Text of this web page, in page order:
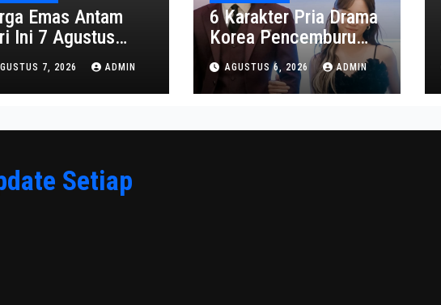
Emas Antam
Ini 7 Agustus
Turun Jadi
7, 2026 ADMIN
6 Karakter Pria Drama
Korea Pencemburu
Berat, Bikin Penonton
Gemas
AGUSTUS 6, 2026 ADMIN
Setiap